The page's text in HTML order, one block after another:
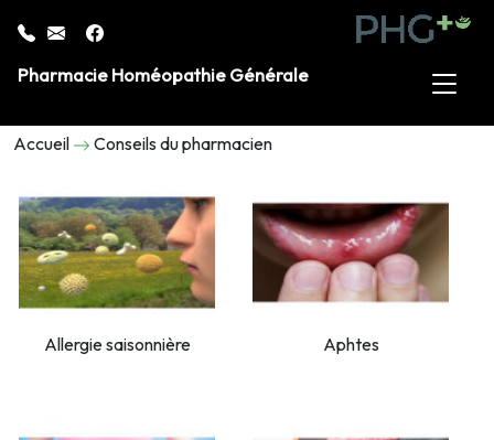
Pharmacie Homéopathie Générale
Accueil Conseils du pharmacien
Allergie saisonnière Aphtes